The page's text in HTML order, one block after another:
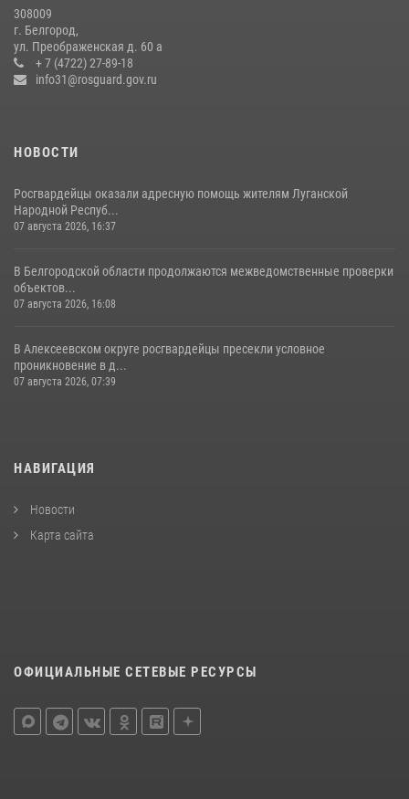
Белгородские росгвардейцы задержали рецидивиста за попытку
кражи из магазина
14 июля 2026, 07:13
308009
г. Белгород,
ул. Преображенская д. 60 а
+ 7 (4722) 27-89-18
info31@rosguard.gov.ru
НОВОСТИ
Росгвардейцы оказали адресную помощь жителям Луганской
Народной Респуб...
07 августа 2026, 16:37
В Белгородской области продолжаются межведомственные проверки
объектов...
07 августа 2026, 16:08
В Алексеевском округе росгвардейцы пресекли условное
проникновение в д...
07 августа 2026, 07:39
НАВИГАЦИЯ
Новости
Карта сайта
ОФИЦИАЛЬНЫЕ СЕТЕВЫЕ РЕСУРСЫ